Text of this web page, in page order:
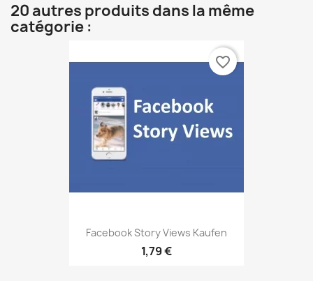
20 autres produits dans la même
catégorie :
Facebook Story Views Kaufen
1,79 €
favorite_border